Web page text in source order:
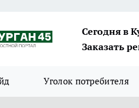
Сегодня в
Заказать
Уголок потребителя